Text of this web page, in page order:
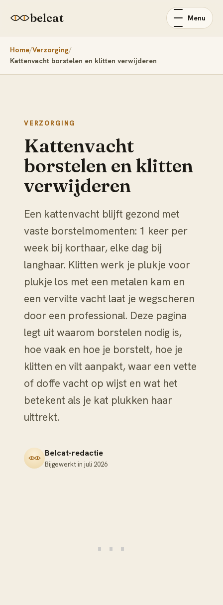
belcat Menu
Home Verzorging
Kattenvacht borstelen en klitten verwijderen
VERZORGING
Kattenvacht
borstelen en klitten
verwijderen
Een kattenvacht blijft gezond met
vaste borstelmomenten: 1 keer per
week bij korthaar, elke dag bij
langhaar. Klitten werk je plukje voor
plukje los met een metalen kam en
een vervilte vacht laat je wegscheren
door een professional. Deze pagina
legt uit waarom borstelen nodig is,
hoe vaak en hoe je borstelt, hoe je
klitten en vilt aanpakt, waar een vette
of doffe vacht op wijst en wat het
betekent als je kat plukken haar
uittrekt.
Belcat-redactie
Bijgewerkt in juli 2026